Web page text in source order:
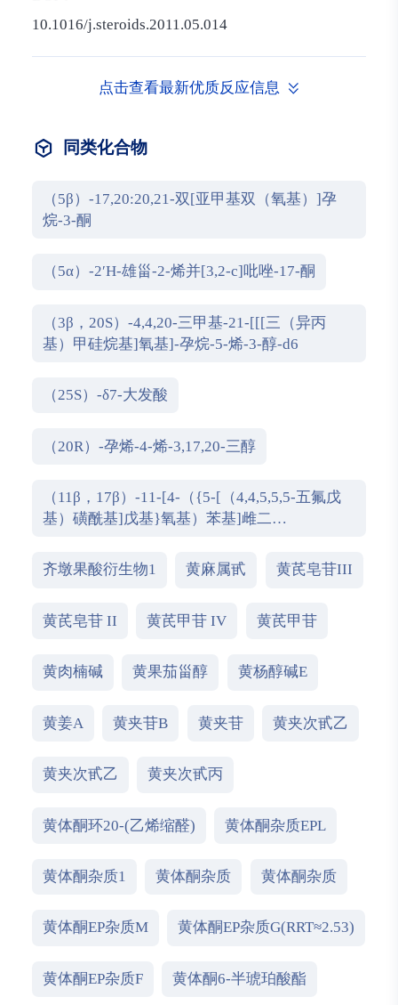
10.1016/j.steroids.2011.05.014
点击查看最新优质反应信息
同类化合物
（5β）-17,20:20,21-双[亚甲基双（氧基）]孕
烷-3-酮
（5α）-2′H-雄甾-2-烯并[3,2-c]吡唑-17-酮
（3β，20S）-4,4,20-三甲基-21-[[[三（异丙
基）甲硅烷基]氧基]-孕烷-5-烯-3-醇-d6
（25S）-δ7-大发酸
（20R）-孕烯-4-烯-3,17,20-三醇
（11β，17β）-11-[4-（{5-[（4,4,5,5,5-五氟戊
基）磺酰基]戊基}氧基）苯基]雌二
齐墩果酸衍生物1
黄麻属甙 黄芪皂苷III
黄芪皂苷 II 黄芪甲苷 IV 黄芪甲苷
黄肉楠碱 黄果茄甾醇 黄杨醇碱E
黄姜A 黄夹苷B 黄夹苷 黄夹次甙乙
黄夹次甙乙 黄夹次甙丙
黄体酮环20-(乙烯缩醛) 黄体酮杂质EPL
黄体酮杂质1 黄体酮杂质 黄体酮杂质
黄体酮EP杂质M 黄体酮EP杂质G(RRT≈2.53)
黄体酮EP杂质F 黄体酮6-半琥珀酸酯